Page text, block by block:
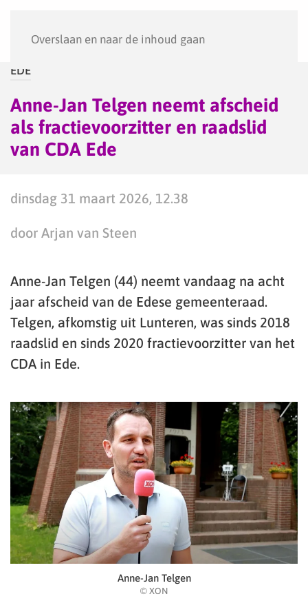
Overslaan en naar de inhoud gaan
EDE
Anne-Jan Telgen neemt afscheid
als fractievoorzitter en raadslid
van CDA Ede
dinsdag 31 maart 2026, 12.38
door Arjan van Steen
Anne-Jan Telgen (44) neemt vandaag na acht
jaar afscheid van de Edese gemeenteraad.
Telgen, afkomstig uit Lunteren, was sinds 2018
raadslid en sinds 2020 fractievoorzitter van het
CDA in Ede.
Anne-Jan Telgen
© XON